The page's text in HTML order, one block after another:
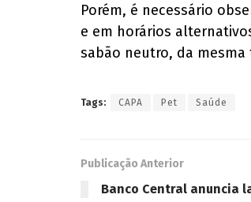
Porém, é necessário
e em horários
sabão neutro, da
Tags: CAPA Pet Saúde
Publicação Anterior
Banco Central anuncia